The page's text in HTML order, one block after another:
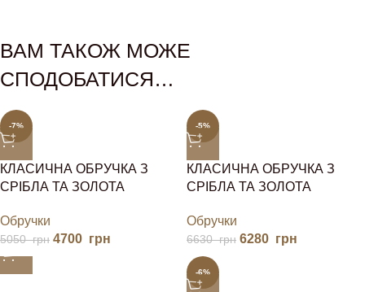
ВАМ ТАКОЖ МОЖЕ
СПОДОБАТИСЯ…
-7%
КЛАСИЧНА ОБРУЧКА З
СРІБЛА ТА ЗОЛОТА
Обручки
5050грн 4700 грн
-5%
КЛАСИЧНА ОБРУЧКА З
СРІБЛА ТА ЗОЛОТА
Обручки
6630грн 6280 грн
-6%